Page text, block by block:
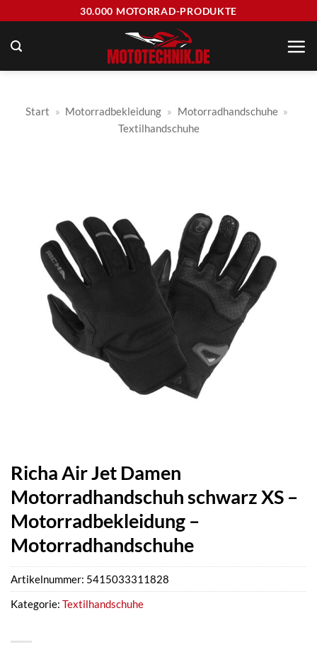
springen
30.000 MOTORRAD-PRODUKTE
Start » Motorradbekleidung » Motorradhandschuhe »
Textilhandschuhe
Richa Air Jet Damen
Motorradhandschuh schwarz XS –
Motorradbekleidung –
Motorradhandschuhe
Artikelnummer: 5415033311828
Kategorie: Textilhandschuhe